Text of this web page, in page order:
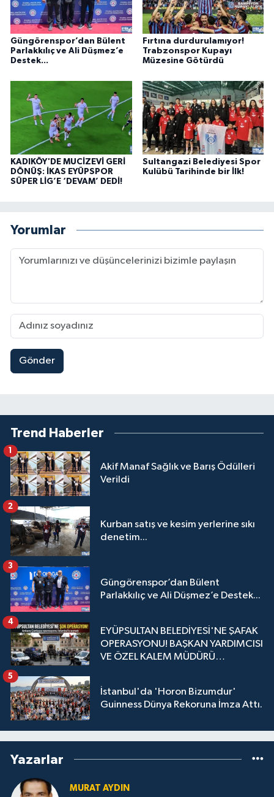
Güngörenspor’dan Bülent
Parlakkılıç ve Ali Düşmez’e
Destek...
Fırtına durdurulamıyor!
Trabzonspor Kupayı
Müzesine Götürdü
KADIKÖY'DE MUCİZEVİ GERİ
DÖNÜŞ: İKAS EYÜPSPOR
SÜPER LİG’E ‘DEVAM’ DEDİ!
Sultangazi Belediyesi Spor
Kulübü Tarihinde bir İlk!
Yorumlar
Gönder
Trend Haberler
Akif Manaf Sağlık ve Barış Ödülleri
Verildi
1
Kurban satış ve kesim yerlerine sıkı
denetim...
2
Güngörenspor’dan Bülent
Parlakkılıç ve Ali Düşmez’e Destek...
3
EYÜPSULTAN BELEDİYESİ'NE ŞAFAK
OPERASYONU! BAŞKAN YARDIMCISI
VE ÖZEL KALEM MÜDÜRÜ
4
İstanbul'da 'Horon Bizumdur'
Guinness Dünya Rekoruna İmza Attı.
5
Yazarlar
MURAT AYDIN